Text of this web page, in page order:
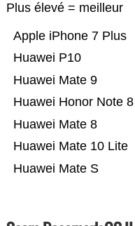
Plus élevé = meilleur
Huawei Mate S
Huawei Mate 10 Lite
Huawei Mate 8
Huawei Honor Note 8
Huawei Mate 9
Huawei P10
Apple iPhone 7 Plus